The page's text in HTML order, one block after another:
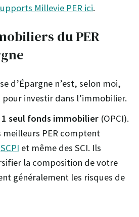
Millevie PER ici.
du PER
d’Épargne n’est, selon moi,
investir dans l’immobilier.
1 seul fonds immobilier (OPCI).
meilleurs PER comptent
SCPI et même des SCI. Ils
la composition de votre
généralement les risques de